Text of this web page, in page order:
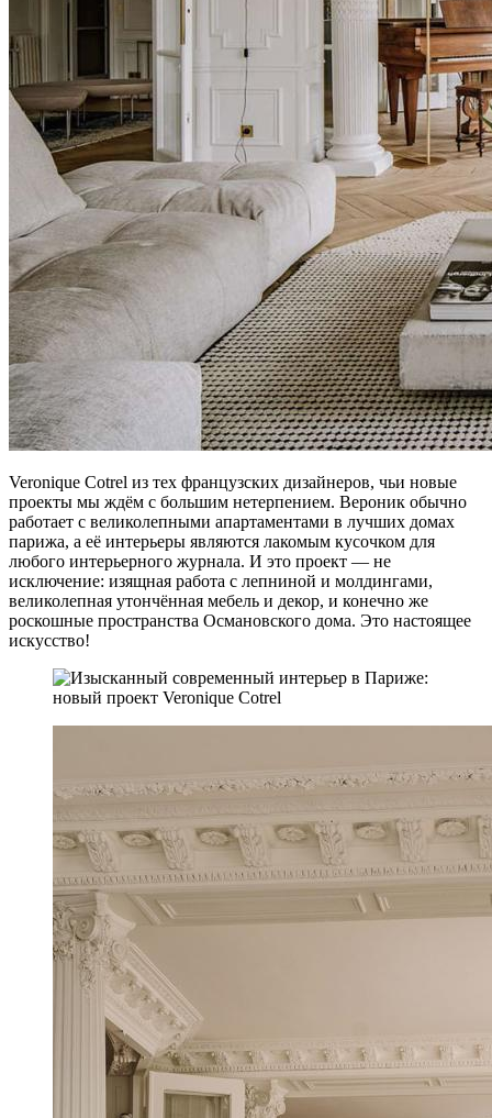
Veronique Cotrel из тех французских дизайнеров, чьи новые
проекты мы ждём с большим нетерпением. Вероник обычно
работает с великолепными апартаментами в лучших домах
парижа, а её интерьеры являются лакомым кусочком для
любого интерьерного журнала. И это проект — не
исключение: изящная работа с лепниной и молдингами,
великолепная утончённая мебель и декор, и конечно же
роскошные пространства Османовского дома. Это настоящее
искусство!